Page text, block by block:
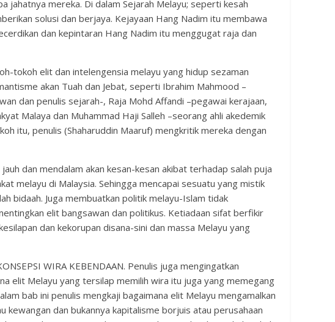
jahatnya mereka. Di dalam Sejarah Melayu; seperti kesah
solusi dan berjaya. Kejayaan Hang Nadim itu membawa
dan kepintaran Hang Nadim itu menggugat raja dan
tokoh elit dan intelengensia melayu yang hidup sezaman
akan Tuah dan Jebat, seperti Ibrahim Mahmood –
dan penulis sejarah-, Raja Mohd Affandi –pegawai kerajaan,
Malaya dan Muhammad Haji Salleh –seorang ahli akedemik
itu, penulis (Shaharuddin Maaruf) mengkritik mereka dengan
dan mendalam akan kesan-kesan akibat terhadap salah puja
melayu di Malaysia. Sehingga mencapai sesuatu yang mistik
bidaah. Juga membuatkan politik melayu-Islam tidak
elit bangsawan dan politikus. Ketiadaan sifat berfikir
dan kekorupan disana-sini dan massa Melayu yang
WIRA KEBENDAAN. Penulis juga mengingatkan
elit Melayu yang tersilap memilih wira itu juga yang memegang
bab ini penulis mengkaji bagaimana elit Melayu mengamalkan
kewangan dan bukannya kapitalisme borjuis atau perusahaan